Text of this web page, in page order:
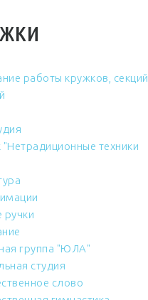
работы кружков, секций
техники
группа "ЮЛА"
студия
слово